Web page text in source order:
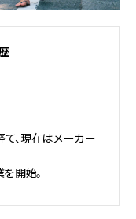
、現在はメーカー
開始。